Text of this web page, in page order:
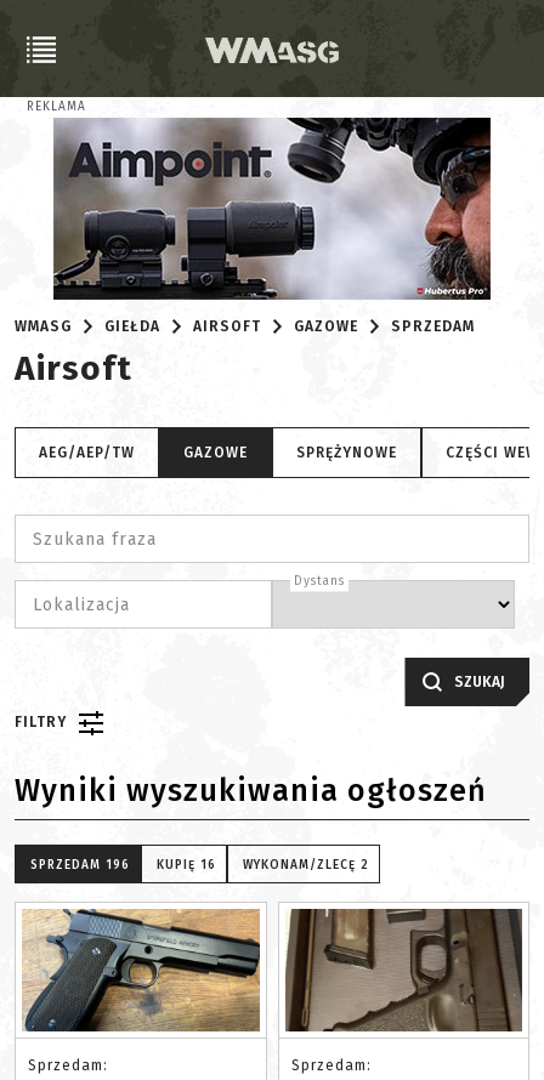
REKLAMA
WMASG GIEŁDA AIRSOFT GAZOWE SPRZEDAM
Airsoft
AEG/AEP/TW GAZOWE SPRĘŻYNOWE CZĘŚCI
Szukana fraza
Lokalizacja
Dystans
SZUKAJ
FILTRY
Wyniki wyszukiwania ogłoszeń
SPRZEDAM 196 KUPIĘ 16 WYKONAM/ZLECĘ 2
Sprzedam: Sprzedam: